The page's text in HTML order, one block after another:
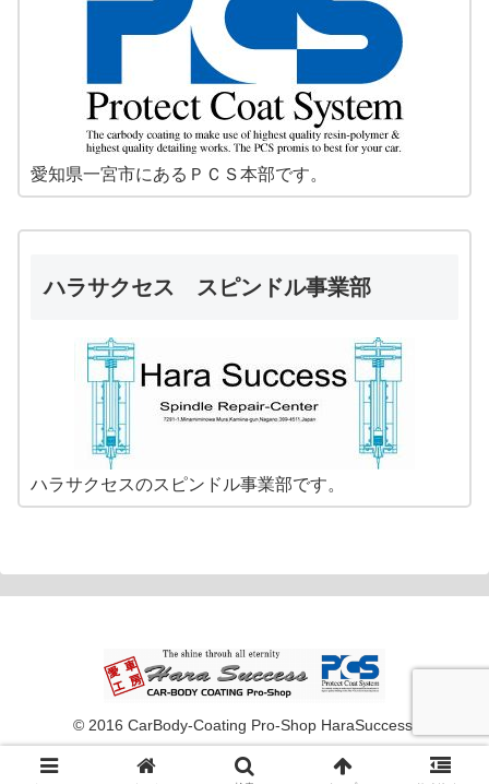
愛知県一宮市にあるＰＣＳ本部です。
ハラサクセス スピンドル事業部
ハラサクセスのスピンドル事業部です。
© 2016 CarBody-Coating Pro-Shop HaraSuccess.